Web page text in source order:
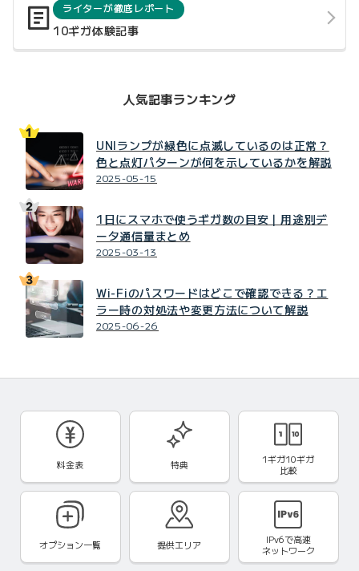
ライターが徹底レポート
10ギガ体験記事
人気記事ランキング
UNIランプが緑色に点滅しているのは正常？
色と点灯パターンが何を示しているかを解説
2025-05-15
1日にスマホで使うギガ数の目安｜用途別デ
ータ通信量まとめ
2025-03-13
Wi-Fiのパスワードはどこで確認できる？エ
ラー時の対処法や変更方法について解説
2025-06-26
料金表 特典
1ギガ10ギガ
比較
オプション一覧 提供エリア IPv6で高速
ネットワーク